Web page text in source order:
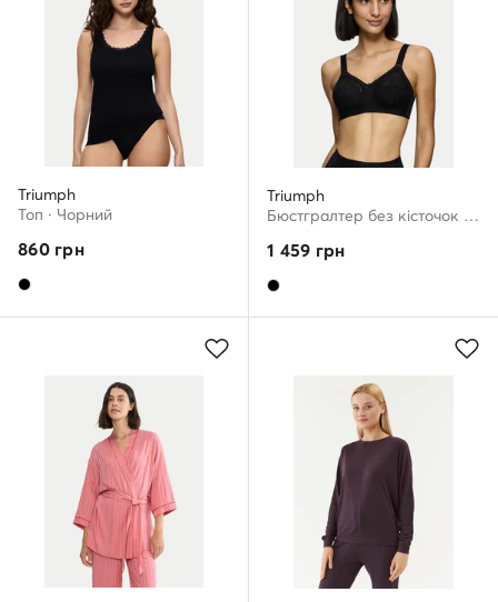
Triumph
Топ · Чорний
860грн
Triumph
Бюстгралтер без кісточок · Чорний
1 459 грн